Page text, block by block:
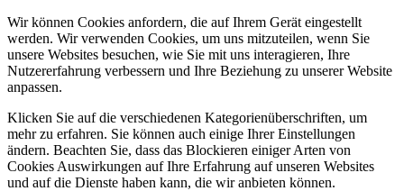
Wir können Cookies anfordern, die auf Ihrem Gerät eingestellt
werden. Wir verwenden Cookies, um uns mitzuteilen, wenn Sie
unsere Websites besuchen, wie Sie mit uns interagieren, Ihre
Nutzererfahrung verbessern und Ihre Beziehung zu unserer Website
anpassen.
Klicken Sie auf die verschiedenen Kategorienüberschriften, um
mehr zu erfahren. Sie können auch einige Ihrer Einstellungen
ändern. Beachten Sie, dass das Blockieren einiger Arten von
Cookies Auswirkungen auf Ihre Erfahrung auf unseren Websites
und auf die Dienste haben kann, die wir anbieten können.